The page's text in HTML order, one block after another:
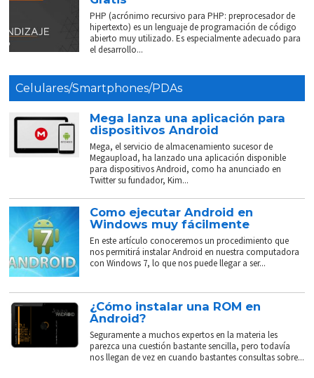
PHP (acrónimo recursivo para PHP: preprocesador de
hipertexto) es un lenguaje de programación de código
abierto muy utilizado. Es especialmente adecuado para
el desarrollo...
Celulares/Smartphones/PDAs
Mega lanza una aplicación para
dispositivos Android
Mega, el servicio de almacenamiento sucesor de
Megaupload, ha lanzado una aplicación disponible
para dispositivos Android, como ha anunciado en
Twitter su fundador, Kim...
Como ejecutar Android en
Windows muy fácilmente
En este artículo conoceremos un procedimiento que
nos permitirá instalar Android en nuestra computadora
con Windows 7, lo que nos puede llegar a ser...
¿Cómo instalar una ROM en
Android?
Seguramente a muchos expertos en la materia les
parezca una cuestión bastante sencilla, pero todavía
nos llegan de vez en cuando bastantes consultas sobre...